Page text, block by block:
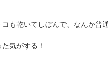
も乾いてしぼんで、なんか普
気がする！